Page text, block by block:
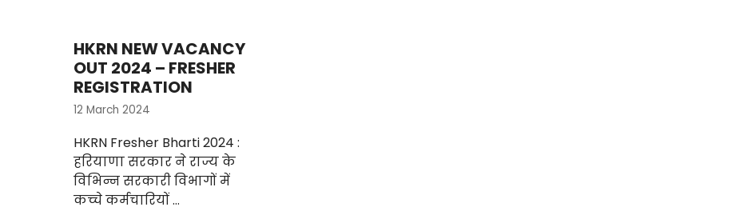
HKRN NEW VACANCY
OUT 2024 – FRESHER
REGISTRATION
12 March 2024
HKRN Fresher Bharti 2024 :
हरियाणा सरकार ने राज्य के
विभिन्न सरकारी विभागों में
कच्चे कर्मचारियों …